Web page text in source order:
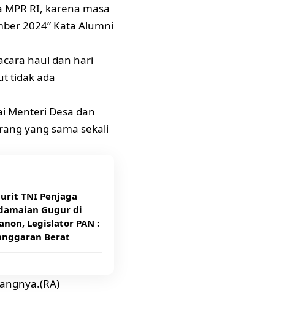
RI, karena masa
2024” Kata Alumni
haul dan hari
tidak ada
Menteri Desa dan
yang sama sekali
TNI Penjaga
Gugur di
Legislator PAN :
Berat